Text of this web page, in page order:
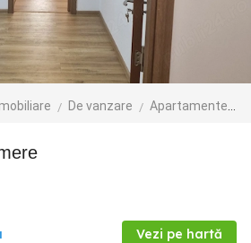
De vanzare Apartamente de vanzare
Vezi pe hartă